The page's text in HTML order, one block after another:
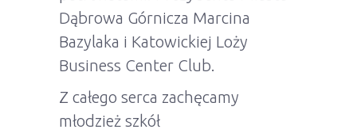
Dąbrowa Górnicza Marcina
Bazylaka i Katowickiej Loży
Business Center Club.
Z całego serca zachęcamy
młodzież szkół